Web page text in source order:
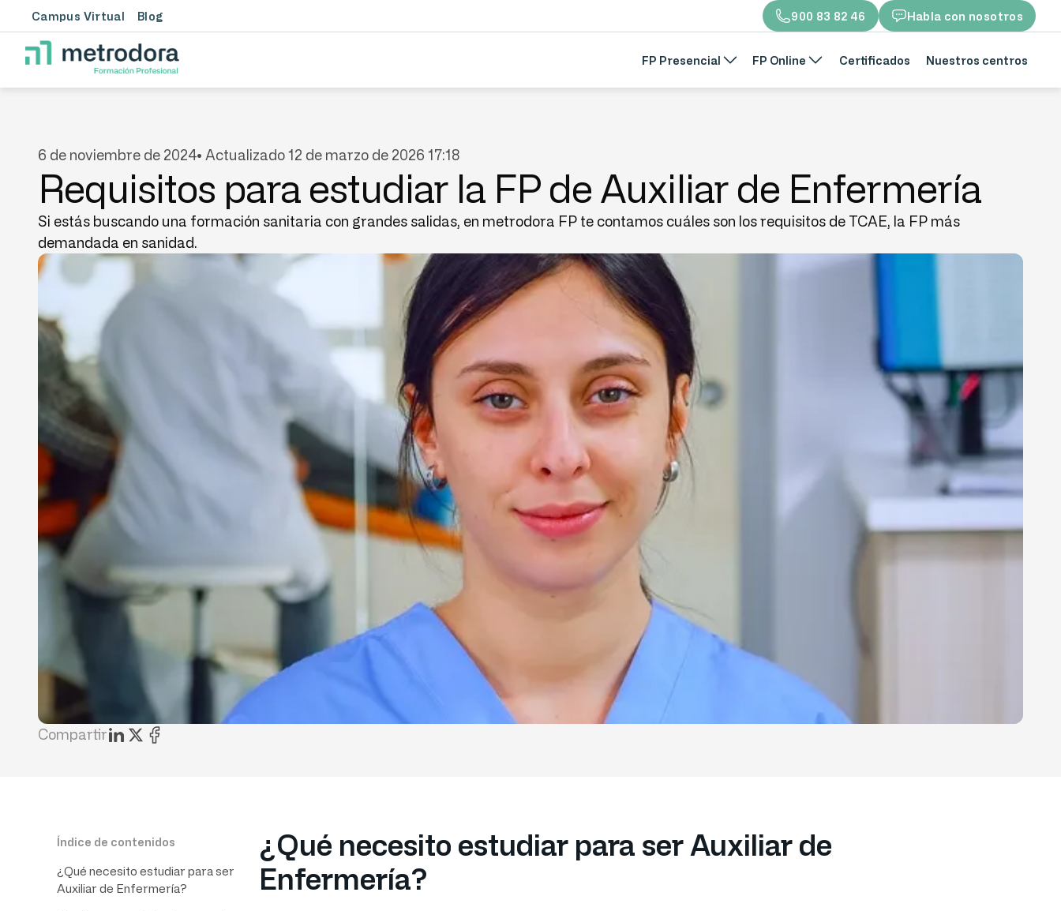
Campus Virtual Blog 900 83 82 46 Habla con nosotros
FP Presencial FP Online Certificados Nuestros centros
6 de noviembre de 2024• Actualizado 12 de marzo de 2026 17:18
Requisitos para estudiar la FP de Auxiliar de Enfermería
Si estás buscando una formación sanitaria con grandes salidas, en metrodora FP te contamos cuáles son los requisitos de TCAE, la FP más
demandada en sanidad.
Compartir
Índice de contenidos
¿Qué necesito estudiar para ser
Auxiliar de Enfermería?
¿Qué necesito estudiar para ser Auxiliar de
Enfermería?